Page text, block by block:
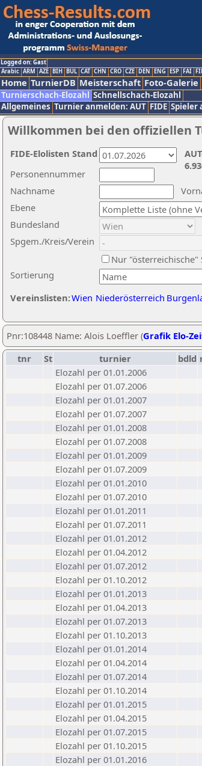
Logged on: Gast
Arabic ARM AZE BIH BUL CAT CHN CRO CZE DEN ENG ESP FAI
Home TurnierDB Meisterschaft Foto-Galerie
Turnierschach-Elozahl Schnellschach-Elozahl
Allgemeines Turnier anmelden: AUT FIDE Spieler
Willkommen bei den offiziellen
Nachname
Ebene
Sortierung
Personennummer
Bundesland
Spgem./Kreis/Verein
Nur "österreichische"
Vereinslisten:Wien Niederösterreich
FIDE-Elolisten Stand
Pnr:108448 Name: Alois Loeffler (Grafik Elo-
tnr
St turnier bdld
Elozahl per 01.01.2006
Elozahl per 01.07.2006
Elozahl per 01.01.2007
Elozahl per 01.07.2007
Elozahl per 01.01.2008
Elozahl per 01.07.2008
Elozahl per 01.01.2009
Elozahl per 01.07.2009
Elozahl per 01.01.2010
Elozahl per 01.07.2010
Elozahl per 01.01.2011
Elozahl per 01.07.2011
Elozahl per 01.01.2012
Elozahl per 01.04.2012
Elozahl per 01.07.2012
Elozahl per 01.10.2012
Elozahl per 01.01.2013
Elozahl per 01.04.2013
Elozahl per 01.07.2013
Elozahl per 01.10.2013
Elozahl per 01.01.2014
Elozahl per 01.04.2014
Elozahl per 01.07.2014
Elozahl per 01.10.2014
Elozahl per 01.01.2015
Elozahl per 01.04.2015
Elozahl per 01.07.2015
Elozahl per 01.10.2015
Elozahl per 01.01.2016